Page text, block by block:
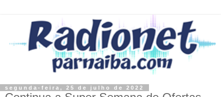
segunda-feira, 25 de julho de 2022